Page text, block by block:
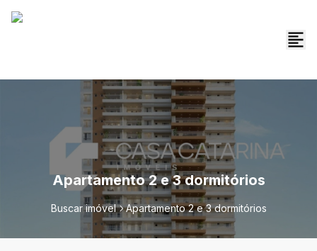
Apartamento 2 e 3 dormitórios
Buscar imóvel Apartamento 2 e 3 dormitórios